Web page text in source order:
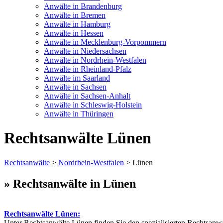
Anwälte in Brandenburg
Anwälte in Bremen
Anwälte in Hamburg
Anwälte in Hessen
Anwälte in Mecklenburg-Vorpommern
Anwälte in Niedersachsen
Anwälte in Nordrhein-Westfalen
Anwälte in Rheinland-Pfalz
Anwälte im Saarland
Anwälte in Sachsen
Anwälte in Sachsen-Anhalt
Anwälte in Schleswig-Holstein
Anwälte in Thüringen
Rechtsanwälte Lünen
Rechtsanwälte > Nordrhein-Westfalen > Lünen
» Rechtsanwälte in Lünen
Rechtsanwälte Lünen: